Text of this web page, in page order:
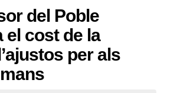
del Poble
el cost de la
per als